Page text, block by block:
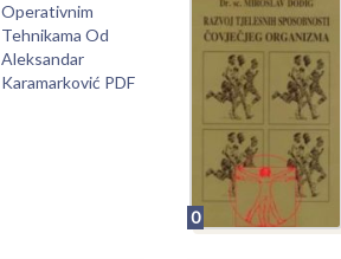
Operativnim
Tehnikama Od
Aleksandar
Karamarković PDF
0